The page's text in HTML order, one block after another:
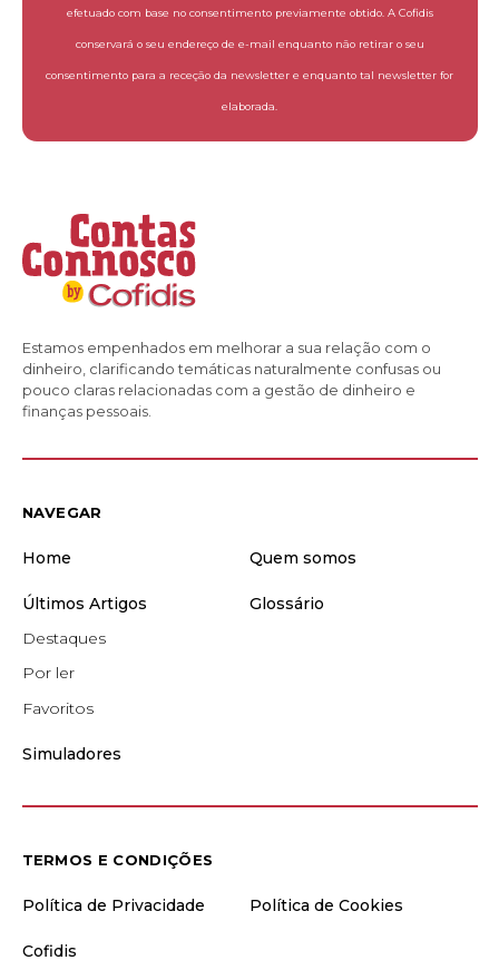
efetuado com base no consentimento previamente obtido. A Cofidis
conservará o seu endereço de e-mail enquanto não retirar o seu
consentimento para a receção da newsletter e enquanto tal newsletter for
elaborada.
Estamos empenhados em melhorar a sua relação com o
dinheiro, clarificando temáticas naturalmente confusas ou
pouco claras relacionadas com a gestão de dinheiro e
finanças pessoais.
NAVEGAR
Home Quem somos
Últimos Artigos
Destaques
Por ler
Favoritos
Glossário
Simuladores
TERMOS E CONDIÇÕES
Política de Privacidade Política de Cookies
Cofidis